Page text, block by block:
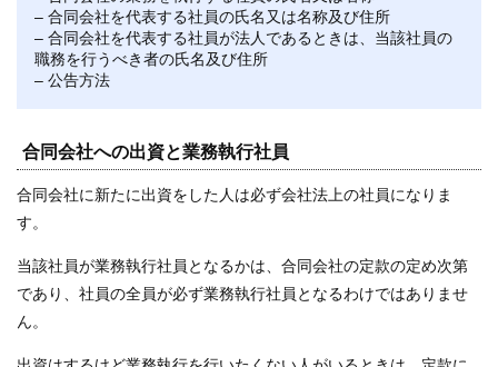
– 合同会社を代表する社員の氏名又は名称及び住所
– 合同会社を代表する社員が法人であるときは、当該社員の
職務を行うべき者の氏名及び住所
– 公告方法
合同会社への出資と業務執行社員
合同会社に新たに出資をした人は必ず会社法上の社員になりま
す。
当該社員が業務執行社員となるかは、合同会社の定款の定め次第
であり、社員の全員が必ず業務執行社員となるわけではありませ
ん。